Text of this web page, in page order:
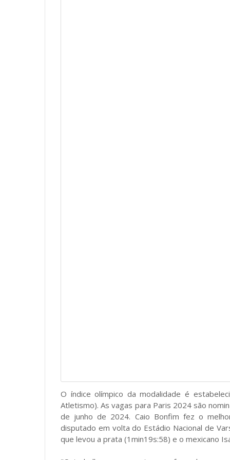
O índice olímpico da modalidade é
Atletismo). As vagas para Paris 2024 são
de junho de 2024. Caio Bonfim fez o
disputado em volta do Estádio Nacional de
que levou a prata (1min19s:58) e o mexicano